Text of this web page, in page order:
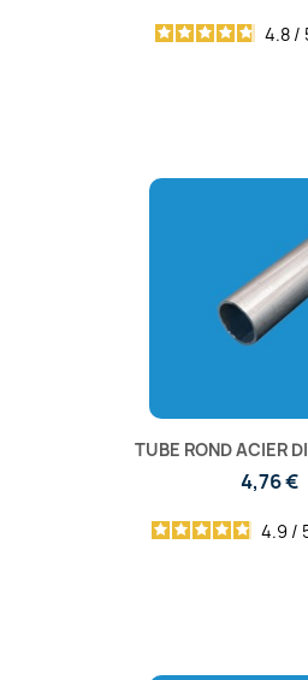
4.8 /
TUBE ROND ACIER
4,76 €
4.9 /